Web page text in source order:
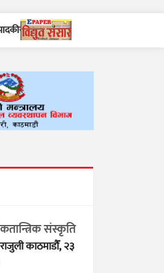
संस्कृति
काठमाडौँ, २३